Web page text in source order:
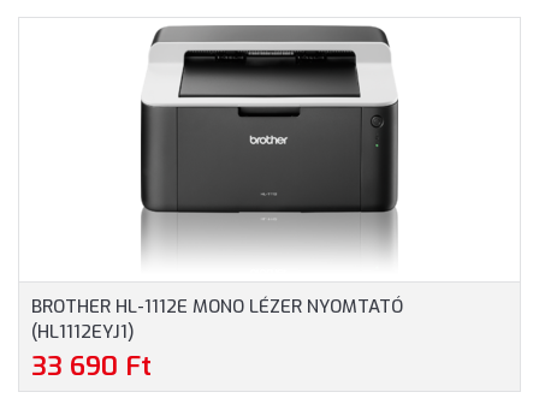
BROTHER HL-1112E MONO LÉZER NYOMTATÓ
(HL1112EYJ1)
33 690 Ft